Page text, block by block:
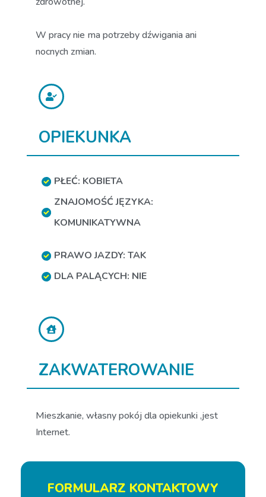
W pracy nie ma potrzeby dźwigania ani
nocnych zmian.
OPIEKUNKA
PŁEĆ: KOBIETA
ZNAJOMOŚĆ JĘZYKA:
KOMUNIKATYWNA
PRAWO JAZDY: TAK
DLA PALĄCYCH: NIE
ZAKWATEROWANIE
Mieszkanie, własny pokój dla opiekunki ,jest
Internet.
FORMULARZ KONTAKTOWY